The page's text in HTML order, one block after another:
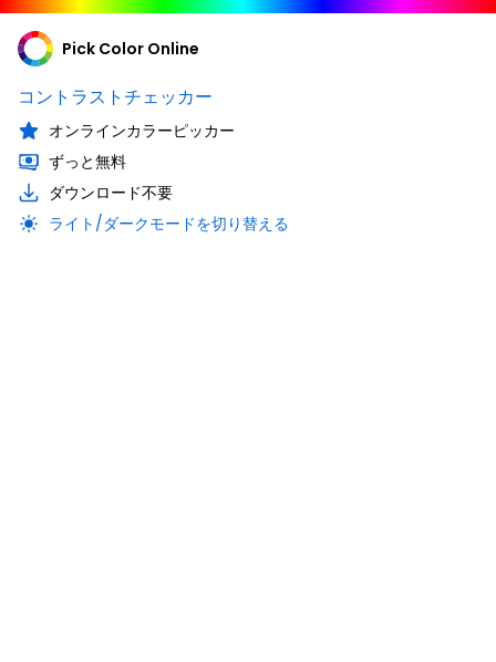
Pick Color Online
コントラストチェッカー
オンラインカラーピッカー
ずっと無料
ダウンロード不要
ライト/ダークモードを切り替える